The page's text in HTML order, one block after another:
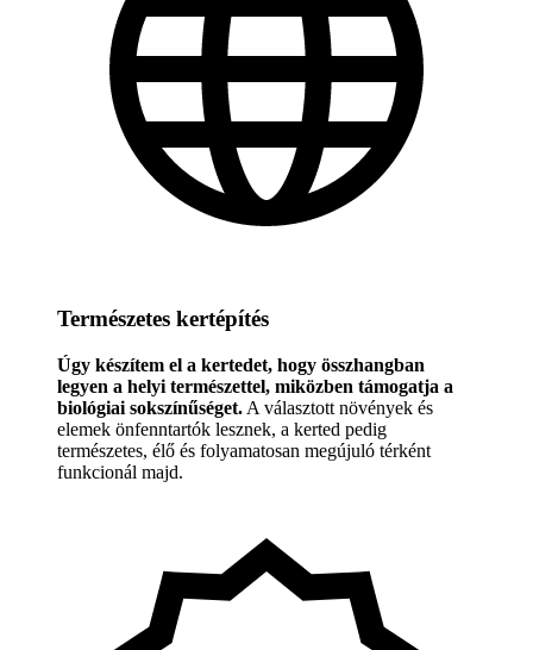
Természetes kertépítés
Úgy készítem el a kertedet, hogy összhangban
legyen a helyi természettel, miközben támogatja a
biológiai sokszínűséget. A választott növények és
elemek önfenntartók lesznek, a kerted pedig
természetes, élő és folyamatosan megújuló térként
funkcionál majd.